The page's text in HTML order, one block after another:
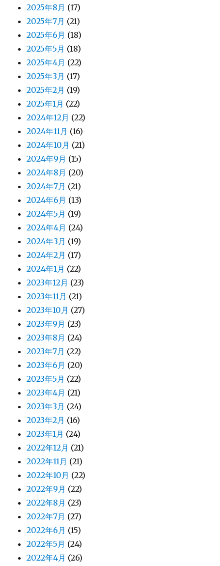
2025年8月 (17)
2025年7月 (21)
2025年6月 (18)
2025年5月 (18)
2025年4月 (22)
2025年3月 (17)
2025年2月 (19)
2025年1月 (22)
2024年12月 (22)
2024年11月 (16)
2024年10月 (21)
2024年9月 (15)
2024年8月 (20)
2024年7月 (21)
2024年6月 (13)
2024年5月 (19)
2024年4月 (24)
2024年3月 (19)
2024年2月 (17)
2024年1月 (22)
2023年12月 (23)
2023年11月 (21)
2023年10月 (27)
2023年9月 (23)
2023年8月 (24)
2023年7月 (22)
2023年6月 (20)
2023年5月 (22)
2023年4月 (21)
2023年3月 (24)
2023年2月 (16)
2023年1月 (24)
2022年12月 (21)
2022年11月 (21)
2022年10月 (22)
2022年9月 (22)
2022年8月 (23)
2022年7月 (27)
2022年6月 (15)
2022年5月 (24)
2022年4月 (26)